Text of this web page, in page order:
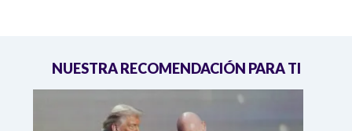
NUESTRA RECOMENDACIÓN PARA TI